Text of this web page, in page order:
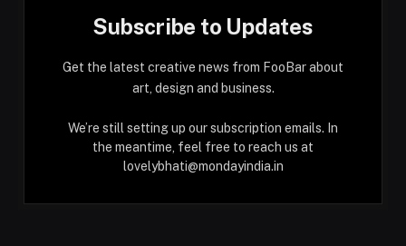
Subscribe to Updates
Get the latest creative news from FooBar about
art, design and business.
We’re still setting up our subscription emails. In
the meantime, feel free to reach us at
lovelybhati@mondayindia.in